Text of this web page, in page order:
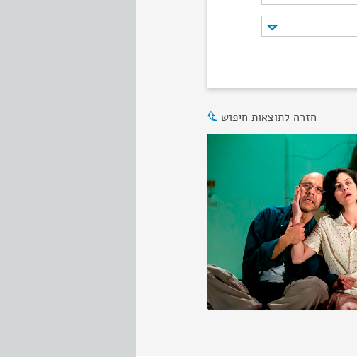
חזרה לתוצאות חיפוש